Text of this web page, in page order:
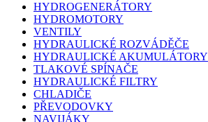
HYDROGENERÁTORY
HYDROMOTORY
VENTILY
HYDRAULICKÉ ROZVÁDĚČE
HYDRAULICKÉ AKUMULÁTORY
TLAKOVÉ SPÍNAČE
HYDRAULICKÉ FILTRY
CHLADIČE
PŘEVODOVKY
NAVIJÁKY